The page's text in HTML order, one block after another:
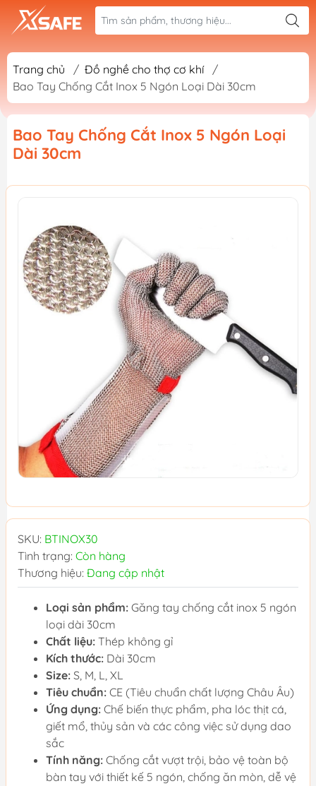
Trang chủ / Đồ nghề cho thợ cơ khí
/
Bao Tay Chống Cắt Inox 5 Ngón Loại Dài 30cm
Bao Tay Chống Cắt Inox 5 Ngón Loại
Dài 30cm
SKU: BTINOX30
Tình trạng: Còn hàng
Thương hiệu: Đang cập nhật
Loại sản phẩm: Găng tay chống cắt inox 5 ngón
loại dài 30cm
Chất liệu: Thép không gỉ
Kích thước: Dài 30cm
Size: S, M, L, XL
Tiêu chuẩn: CE (Tiêu chuẩn chất lượng Châu Âu)
Ứng dụng: Chế biến thực phẩm, pha lóc thịt cá,
giết mổ, thủy sản và các công việc sử dụng dao
sắc
Tính năng: Chống cắt vượt trội, bảo vệ toàn bộ
bàn tay với thiết kế 5 ngón, chống ăn mòn, dễ vệ